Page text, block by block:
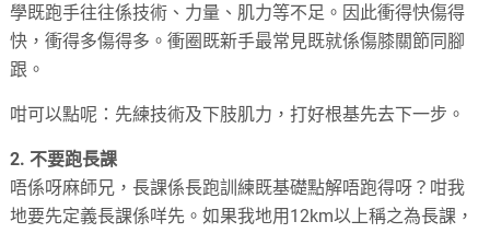
學既跑手往往係技術、力量、肌力等不足。因此衝得快傷得
快，衝得多傷得多。衝圈既新手最常見既就係傷膝關節同腳
跟。
咁可以點呢：先練技術及下肢肌力，打好根基先去下一步。
2. 不要跑長課
唔係呀麻師兄，長課係長跑訓練既基礎點解唔跑得呀？咁我
地要先定義長課係咩先。如果我地用12km以上稱之為長課，